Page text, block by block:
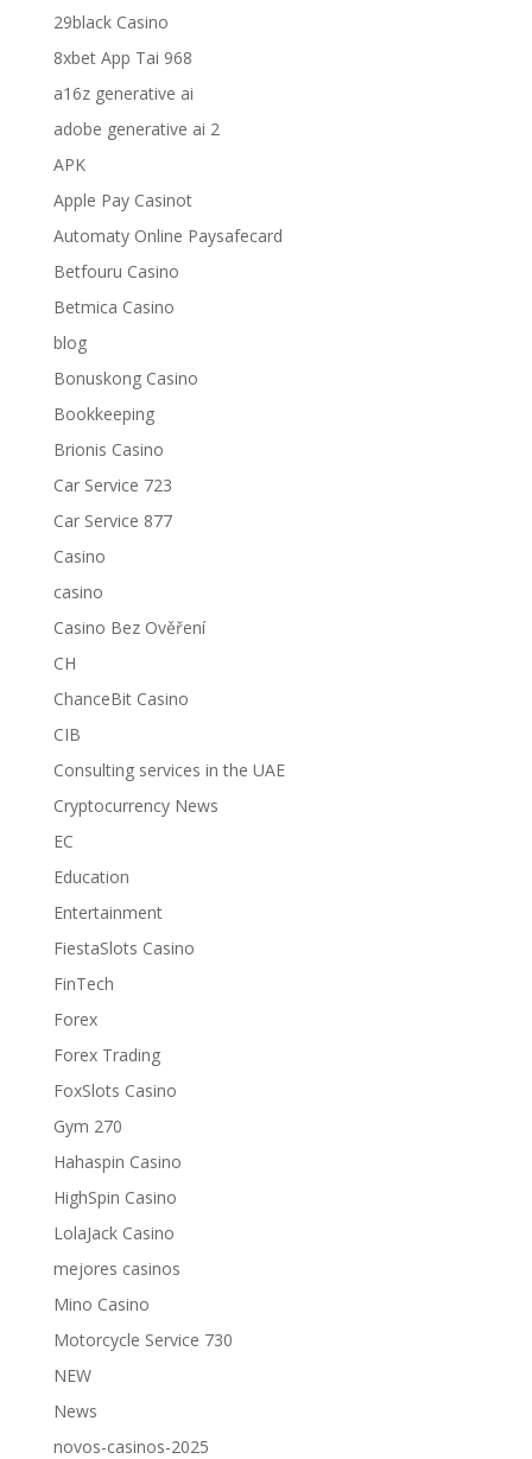
29black Casino
8xbet App Tai 968
a16z generative ai
adobe generative ai 2
APK
Apple Pay Casinot
Automaty Online Paysafecard
Betfouru Casino
Betmica Casino
blog
Bonuskong Casino
Bookkeeping
Brionis Casino
Car Service 723
Car Service 877
Casino
casino
Casino Bez Ověření
CH
ChanceBit Casino
CIB
Consulting services in the UAE
Cryptocurrency News
EC
Education
Entertainment
FiestaSlots Casino
FinTech
Forex
Forex Trading
FoxSlots Casino
Gym 270
Hahaspin Casino
HighSpin Casino
LolaJack Casino
mejores casinos
Mino Casino
Motorcycle Service 730
NEW
News
novos-casinos-2025